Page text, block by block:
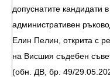
допуснатите кандидати
административен
Елин Пелин, открита с
на Висшия съдебен
(обн. ДВ, бр. 49/